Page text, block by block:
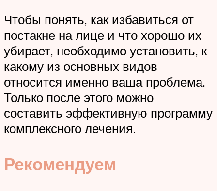
Чтобы понять, как избавиться от
постакне на лице и что хорошо их
убирает, необходимо установить, к
какому из основных видов
относится именно ваша проблема.
Только после этого можно
составить эффективную программу
комплексного лечения.
Рекомендуем